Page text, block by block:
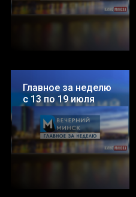
Главное за неделю
с 13 по 19 июля